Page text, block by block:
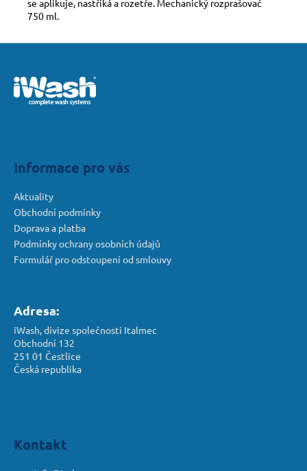
750 ml.
Informace pro vás
Aktuality
Obchodní podmínky
Doprava a platba
Podmínky ochrany osobních údajů
Formulář pro odstoupení od smlouvy
Adresa:
iWash, divize společnosti Italmec
Obchodní 132
251 01 Čestlice
Česká republika
Kontakt